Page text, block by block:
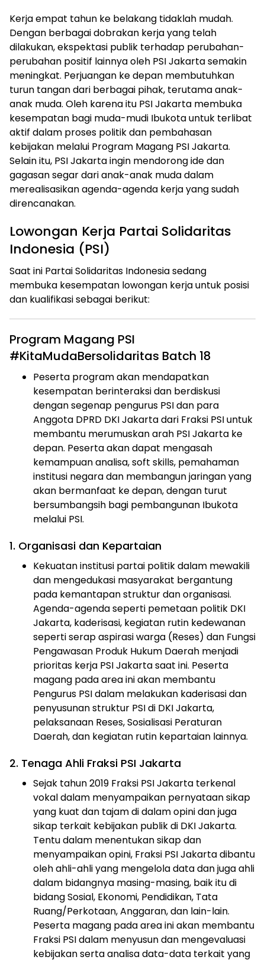
Kerja empat tahun ke belakang tidaklah mudah.
Dengan berbagai dobrakan kerja yang telah
dilakukan, ekspektasi publik terhadap perubahan-
perubahan positif lainnya oleh PSI Jakarta semakin
meningkat. Perjuangan ke depan membutuhkan
turun tangan dari berbagai pihak, terutama anak-
anak muda. Oleh karena itu PSI Jakarta membuka
kesempatan bagi muda-mudi Ibukota untuk terlibat
aktif dalam proses politik dan pembahasan
kebijakan melalui Program Magang PSI Jakarta.
Selain itu, PSI Jakarta ingin mendorong ide dan
gagasan segar dari anak-anak muda dalam
merealisasikan agenda-agenda kerja yang sudah
direncanakan.
Lowongan Kerja Partai Solidaritas
Indonesia (PSI)
Saat ini Partai Solidaritas Indonesia sedang
membuka kesempatan lowongan kerja untuk posisi
dan kualifikasi sebagai berikut:
Program Magang PSI
#KitaMudaBersolidaritas Batch 18
Peserta program akan mendapatkan
kesempatan berinteraksi dan berdiskusi
dengan segenap pengurus PSI dan para
Anggota DPRD DKI Jakarta dari Fraksi PSI untuk
membantu merumuskan arah PSI Jakarta ke
depan. Peserta akan dapat mengasah
kemampuan analisa, soft skills, pemahaman
institusi negara dan membangun jaringan yang
akan bermanfaat ke depan, dengan turut
bersumbangsih bagi pembangunan Ibukota
melalui PSI.
1. Organisasi dan Kepartaian
Kekuatan institusi partai politik dalam mewakili
dan mengedukasi masyarakat bergantung
pada kemantapan struktur dan organisasi.
Agenda-agenda seperti pemetaan politik DKI
Jakarta, kaderisasi, kegiatan rutin kedewanan
seperti serap aspirasi warga (Reses) dan Fungsi
Pengawasan Produk Hukum Daerah menjadi
prioritas kerja PSI Jakarta saat ini. Peserta
magang pada area ini akan membantu
Pengurus PSI dalam melakukan kaderisasi dan
penyusunan struktur PSI di DKI Jakarta,
pelaksanaan Reses, Sosialisasi Peraturan
Daerah, dan kegiatan rutin kepartaian lainnya.
2. Tenaga Ahli Fraksi PSI Jakarta
Sejak tahun 2019 Fraksi PSI Jakarta terkenal
vokal dalam menyampaikan pernyataan sikap
yang kuat dan tajam di dalam opini dan juga
sikap terkait kebijakan publik di DKI Jakarta.
Tentu dalam menentukan sikap dan
menyampaikan opini, Fraksi PSI Jakarta dibantu
oleh ahli-ahli yang mengelola data dan juga ahli
dalam bidangnya masing-masing, baik itu di
bidang Sosial, Ekonomi, Pendidikan, Tata
Ruang/Perkotaan, Anggaran, dan lain-lain.
Peserta magang pada area ini akan membantu
Fraksi PSI dalam menyusun dan mengevaluasi
kebijakan serta analisa data-data terkait yang